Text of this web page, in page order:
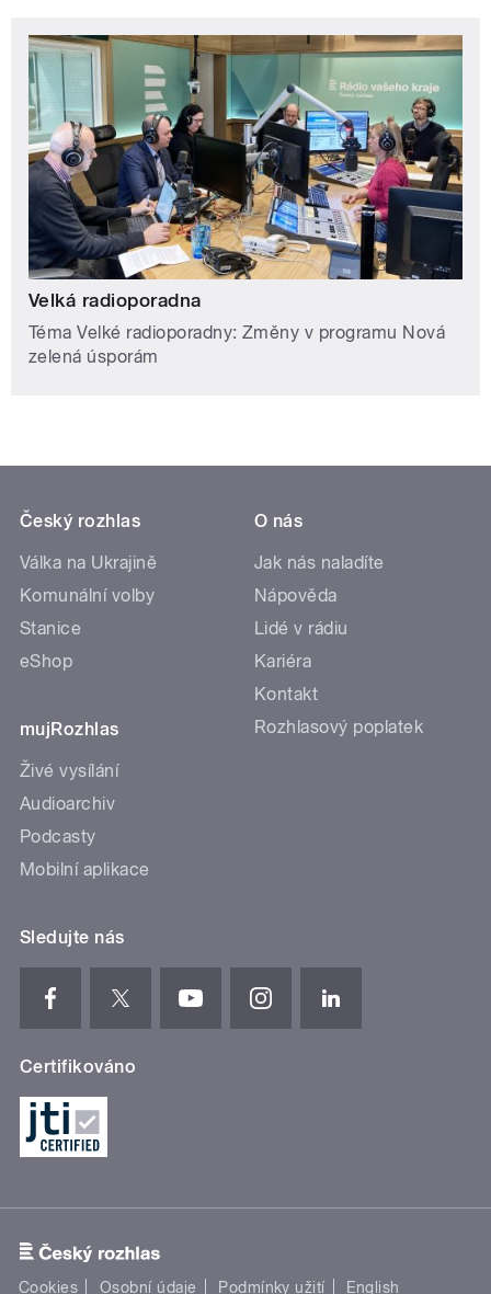
Velká radioporadna
Téma Velké radioporadny: Změny v programu Nová
zelená úsporám
Český rozhlas
Válka na Ukrajině
Komunální volby
Stanice
eShop
mujRozhlas
Živé vysílání
Audioarchiv
Podcasty
Mobilní aplikace
O nás
Jak nás naladíte
Nápověda
Lidé v rádiu
Kariéra
Kontakt
Rozhlasový poplatek
Sledujte nás
Certifikováno
Cookies Osobní údaje Podmínky užití English